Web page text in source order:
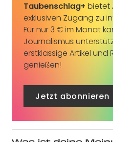
Taubenschlag+ bietet
exklusiven Zugang zu
Für nur 3 € im Monat
Journalismus
erstklassige Artikel und
genießen!
Jetzt abonnieren